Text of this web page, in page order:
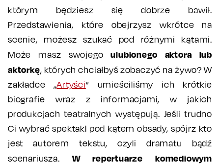
którym będziesz się dobrze bawił.
Przedstawienia, które obejrzysz wkrótce na
scenie, możesz szukać pod różnymi kątami.
Może masz swojegoulubionego aktora lub
aktorkę, których chciałbyś zobaczyć na żywo? W
zakładce „Artyści” umieściliśmy ich krótkie
biografie wraz z informacjami, w jakich
produkcjach teatralnych występują. Jeśli trudno
Ci wybrać spektakl pod kątem obsady, spójrz kto
jest autorem tekstu, czyli dramatu bądź
scenariusza.W repertuarze komediowym